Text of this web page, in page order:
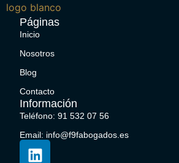
Páginas
Inicio
Nosotros
Blog
Contacto
Información
Teléfono: 91 532 07 56
Email: info@f9fabogados.es